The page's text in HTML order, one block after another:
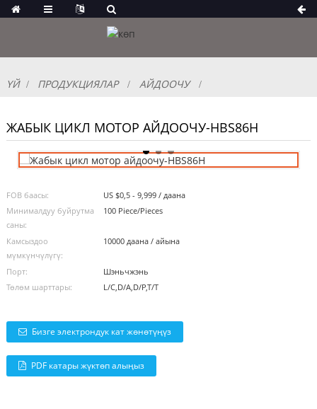
ҮЙ ПРОДУКЦИЯЛАР АЙДООЧУ
ЖАБЫК ЦИКЛ МОТОР АЙДООЧУ-HBS86H
FOB баасы:
US $0,5 - 9,999 / даана
Минималдуу буйрутма
саны:
100 Piece/Pieces
Камсыздоо
мүмкүнчүлүгү:
10000 даана / айына
Порт:
Шэньчжэнь
Төлөм шарттары:
L/C,D/A,D/P,T/T
Бизге электрондук кат жөнөтүңүз
PDF катары жүктөп алыңыз